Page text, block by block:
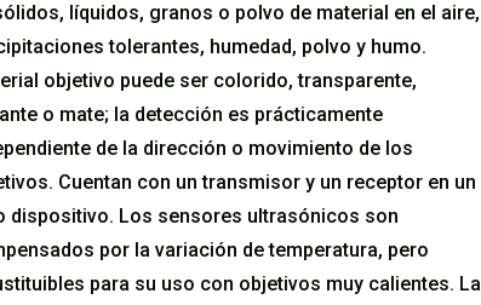
líquidos, granos o polvo de material en el aire,
tolerantes, humedad, polvo y humo.
objetivo puede ser colorido, transparente,
o mate; la detección es prácticamente
de la dirección o movimiento de los
Cuentan con un transmisor y un receptor en un
dispositivo. Los sensores ultrasónicos son
por la variación de temperatura, pero
para su uso con objetivos muy calientes. La